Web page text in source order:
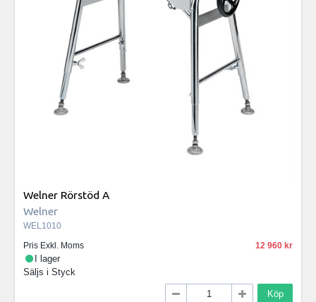
Welner Rörstöd A
Welner
WEL1010
Pris Exkl. Moms
12 960
I lager
Säljs i Styck
Köp